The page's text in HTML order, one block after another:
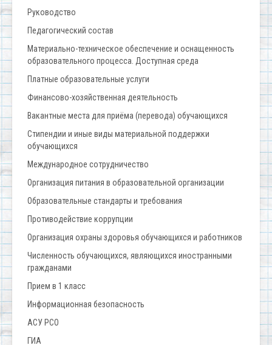
Руководство
Педагогический состав
Материально-техническое обеспечение и оснащенность
образовательного процесса. Доступная среда
Платные образовательные услуги
Финансово-хозяйственная деятельность
Вакантные места для приёма (перевода) обучающихся
Стипендии и иные виды материальной поддержки
обучающихся
Международное сотрудничество
Организация питания в образовательной организации
Образовательные стандарты и требования
Противодействие коррупции
Организация охраны здоровья обучающихся и работников
Численность обучающихся, являющихся иностранными
гражданами
Прием в 1 класс
Информационная безопасность
АСУ РСО
ГИА